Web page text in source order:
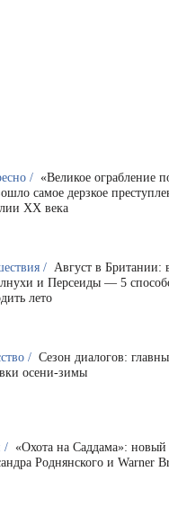
/ «Великое ограбление
самое дерзкое
XX века
/ Август в Британии:
и Персеиды — 5
лето
/ Сезон диалогов:
осени-зимы
/ «Охота на Саддама»: новый
Роднянского и Warner